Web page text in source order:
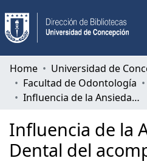
Communities & Collections
All of DSpace
Home
Facultad de Odontología
Influencia de la Ansiedad Dental del acompañante en el Comportamiento del niño de 4 a 10 años durante su atención odontológica en Cesfam San Pedro periodo Mayo a Julio 2014.
Influencia de la
Dental del